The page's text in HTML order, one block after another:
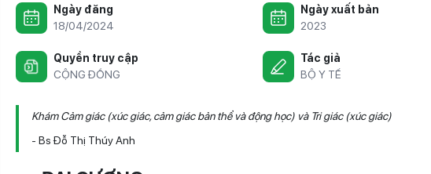
Ngày đăng
18/04/2024
Ngày xuất bản
2023
Quyền truy cập
CỘNG ĐỒNG
Tác giả
BỘ Y TẾ
Khám Cảm giác (xúc giác, cảm giác bản thể và động học) và Tri giác (xúc giác)
- Bs Đỗ Thị Thúy Anh